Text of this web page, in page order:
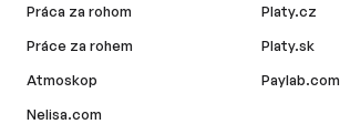
Práca za rohom
Práce za rohem
Atmoskop
Nelisa.com
Platy.cz
Platy.sk
Paylab.com